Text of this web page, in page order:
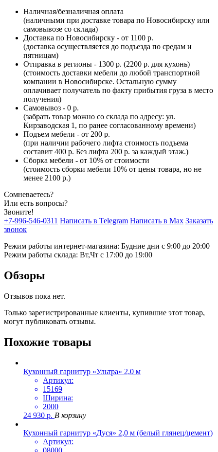
Наличная/безналичная оплата
(наличными при доставке товара по Новосибирску или
самовывозе со склада)
Доставка по Новосибирску - от 1100 р.
(доставка осуществляется до подъезда по средам и
пятницам)
Отправка в регионы - 1300 р. (2200 р. для кухонь)
(стоимость доставки мебели до любой транспортной
компании в Новосибирске. Остальную сумму
оплачивает получатель по факту прибытия груза в место
получения)
Самовывоз - 0 р.
(забрать товар можно со склада по адресу: ул.
Кирзаводская 1, по ранее согласованному времени)
Подъем мебели - от 200 р.
(при наличии рабочего лифта стоимость подъема
составит 400 р. Без лифта 200 р. за каждый этаж.)
Сборка мебели - от 10% от стоимости
(стоимость сборки мебели 10% от цены товара, но не
менее 2100 р.)
Сомневаетесь?
Или есть вопросы?
Звоните!
+7-996-546-0311 Написать в Telegram Написать в Max Заказать
звонок
Режим работы интернет-магазина: Будние дни с 9:00 до 20:00
Режим работы склада: Вт,Чт с 17:00 до 19:00
Обзоры
Отзывов пока нет.
Только зарегистрированные клиенты, купившие этот товар,
могут публиковать отзывы.
Похожие товары
Кухонный гарнитур «Ультра» 2,0 м
Артикул:
15169
Ширина:
2000
24 930 р. В корзину
Кухонный гарнитур «Дуся» 2,0 м (белый глянец/цемент)
Артикул:
08000